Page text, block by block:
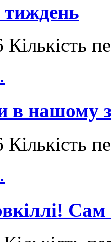
в нашому